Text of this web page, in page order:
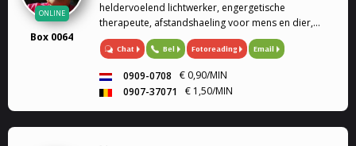
ONLINE
Box 0064
heldervoelend lichtwerker, engergetische
therapeute, afstandshaeling voor mens en dier,
rouwverwerking, Ik ben een geboren lichtwerker,
heldervoelend en helderwedend, voel in op de
medium, energetische therapeute, reconnective
healing, afstandshealing voor mens en dier, bij elk
gesprek krijg je een healing door de trillingen van
mijn stem. Rouwverwerking, geen enkele vraag is me
vreemd. Ik werk met gidsen en de engelentherapie.
Chat Bel Fotoreading Email
0909-0708
€ 0,90/MIN
0907-37071
€ 1,50/MIN